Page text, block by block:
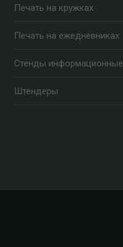
Печать на кружках
Печать на ежедневниках
Стенды информационные
Штендеры